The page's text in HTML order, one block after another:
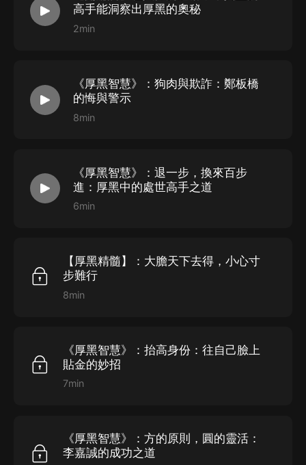
陷阱。
寬容。在這種眼光下，一切隱私都變成普遍的人性現象，
個人經歷成為心靈的財富。每個人只有為自己的心靈保留
一片自由的天地，一份內在的從容和閒適，才能真正獲得
高手能洞察出厚黑的奧秘
2min
《厚黑智慧》：狗肉與欺詐：鄭板橋
的悔與警示
8min
《厚黑智慧》：退一步，換來百步
進：厚黑中的處世高手之道
6min
【厚黑精髓】：大膽天下去得，小心寸
步難行
8min
《厚黑智慧》：抬高身份：往自己臉上
貼金的妙招
7min
《厚黑智慧》：方的原則，圓的靈活：
李嘉誠的成功之道